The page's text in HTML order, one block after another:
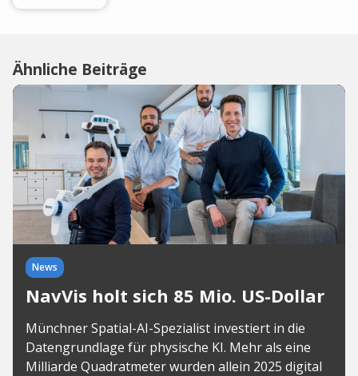
Ähnliche Beiträge
News
NavVis holt sich 85 Mio. US-Dollar
Münchner Spatial-AI-Spezialist investiert in die
Datengrundlage für physische KI. Mehr als eine
Milliarde Quadratmeter wurden allein 2025 digital